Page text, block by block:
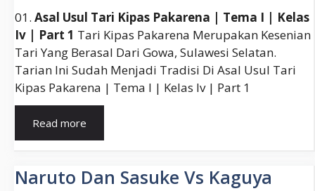
01. Asal Usul Tari Kipas Pakarena | Tema I | Kelas
Iv | Part 1 Tari Kipas Pakarena Merupakan Kesenian
Tari Yang Berasal Dari Gowa, Sulawesi Selatan.
Tarian Ini Sudah Menjadi Tradisi Di Asal Usul Tari
Kipas Pakarena | Tema I | Kelas Iv | Part 1
Read more
Daerah
Naruto Dan Sasuke Vs Kaguya